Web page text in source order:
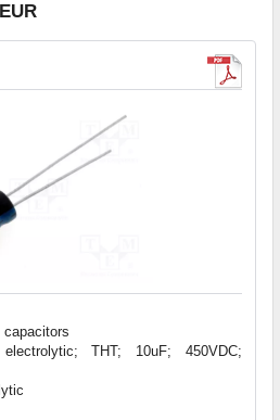
THT; 10uF; 450VDC;